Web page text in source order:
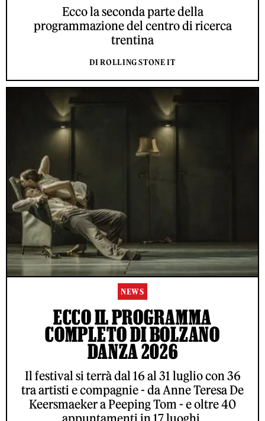
Ecco la seconda parte della
programmazione del centro di ricerca
trentina
DI ROLLING STONE IT
NEWS
ECCO IL PROGRAMMA
COMPLETO DI BOLZANO
DANZA 2026
Il festival si terrà dal 16 al 31 luglio con 36
tra artisti e compagnie - da Anne Teresa De
Keersmaeker a Peeping Tom - e oltre 40